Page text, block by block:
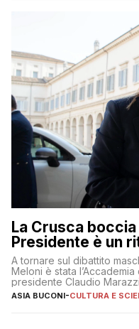
La Crusca
Presidente è un
A tornare sul dibattito
Meloni è stata
presidente Claudio
ASIA BUCONI-CULTURA E